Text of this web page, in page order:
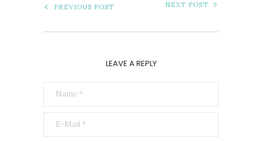
PREVIOUS POST NEXT POST
LEAVE A REPLY